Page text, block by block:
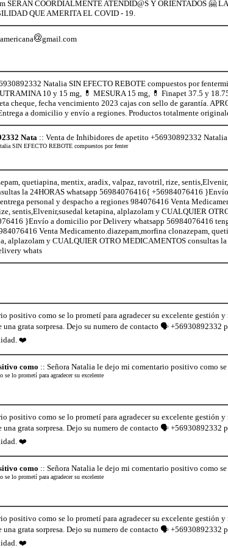
SERÁN COORDIALMENTE ATENDID@S Y ORIENTADOS 🤗
QUE AMERITA EL COVID - 19.
gmail.com
Natalia SIN EFECTO REBOTE compuestos por
10 y 15 mg, 💊 MESURA 15 mg, 💊 Finapet 37.5 y
cheque, fecha vencimiento 2023 cajas con sello de garantía.
a domicilio y envío a regiones. Productos totalmente
Nata :: Venta de Inhibidores de apetito +56930892332
SIN EFECTO REBOTE compuestos por fenter
quetiapina, mentix, aradix, valpaz, ravotril, rize,
la 24HORAS whatsapp 56984076416{ +56984076416
personal y despacho a regiones 984076416 Venta
sentis,Elvenir,susedal ketapina, alplazolam y CUALQUIER
}Envío a domicilio por Delivery whatsapp 56984076416
Venta Medicamento.diazepam,morfina clonazepam,
alplazolam y CUALQUIER OTRO MEDICAMENTOS consultas la
whats
positivo como se lo prometí para agradecer su excelente gestión
una grata sorpresa. Dejo su numero de contacto 🗣️ +56930892332
❤️
como :: Señora Natalia le dejo mi comentario positivo como
lo prometí para agradecer su excelente
positivo como se lo prometí para agradecer su excelente gestión
una grata sorpresa. Dejo su numero de contacto 🗣️ +56930892332
❤️
como :: Señora Natalia le dejo mi comentario positivo como
lo prometí para agradecer su excelente
positivo como se lo prometí para agradecer su excelente gestión
una grata sorpresa. Dejo su numero de contacto 🗣️ +56930892332
❤️